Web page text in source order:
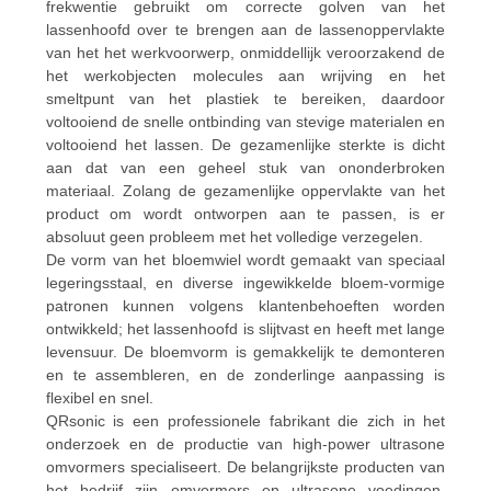
frekwentie gebruikt om correcte golven van het
lassenhoofd over te brengen aan de lassenoppervlakte
van het het werkvoorwerp, onmiddellijk veroorzakend de
het werkobjecten molecules aan wrijving en het
smeltpunt van het plastiek te bereiken, daardoor
voltooiend de snelle ontbinding van stevige materialen en
voltooiend het lassen. De gezamenlijke sterkte is dicht
aan dat van een geheel stuk van ononderbroken
materiaal. Zolang de gezamenlijke oppervlakte van het
product om wordt ontworpen aan te passen, is er
absoluut geen probleem met het volledige verzegelen.
De vorm van het bloemwiel wordt gemaakt van speciaal
legeringsstaal, en diverse ingewikkelde bloem-vormige
patronen kunnen volgens klantenbehoeften worden
ontwikkeld; het lassenhoofd is slijtvast en heeft met lange
levensuur. De bloemvorm is gemakkelijk te demonteren
en te assembleren, en de zonderlinge aanpassing is
flexibel en snel.
QRsonic is een professionele fabrikant die zich in het
onderzoek en de productie van high-power ultrasone
omvormers specialiseert. De belangrijkste producten van